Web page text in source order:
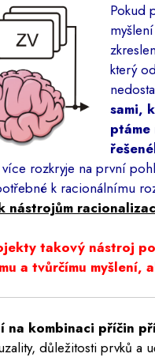
Pokud
který
sami,
více rozkryje na první
k racionálnímu
nástrojům
takový nástroj
a tvůrčímu myšlení,
na kombinaci příčin
důležitosti prvků a